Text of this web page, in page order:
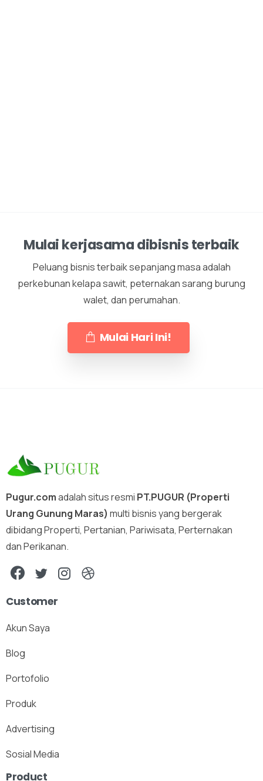
Mulai kerjasama dibisnis terbaik
Peluang bisnis terbaik sepanjang masa adalah
perkebunan kelapa sawit, peternakan sarang burung
walet, dan perumahan.
Mulai Hari Ini!
Pugur.comadalah situs resmi PT.PUGUR (Properti
Urang Gunung Maras) multi bisnis yang bergerak
dibidang Properti, Pertanian, Pariwisata, Perternakan
dan Perikanan.
Customer
Akun Saya
Blog
Portofolio
Produk
Advertising
Sosial Media
Product